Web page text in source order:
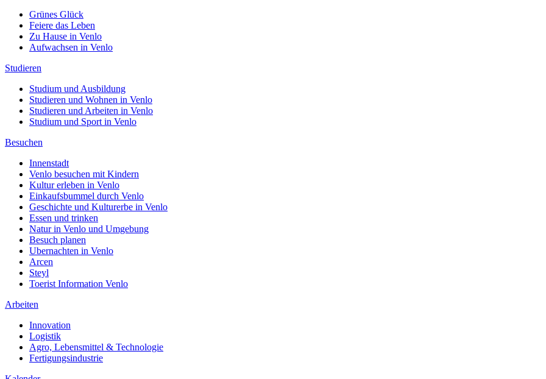
Grünes Glück
Feiere das Leben
Zu Hause in Venlo
Aufwachsen in Venlo
Studieren
Studium und Ausbildung
Studieren und Wohnen in Venlo
Studieren und Arbeiten in Venlo
Studium und Sport in Venlo
Besuchen
Innenstadt
Venlo besuchen mit Kindern
Kultur erleben in Venlo
Einkaufsbummel durch Venlo
Geschichte und Kulturerbe in Venlo
Essen und trinken
Natur in Venlo und Umgebung
Besuch planen
Ubernachten in Venlo
Arcen
Steyl
Toerist Information Venlo
Arbeiten
Innovation
Logistik
Agro, Lebensmittel & Technologie
Fertigungsindustrie